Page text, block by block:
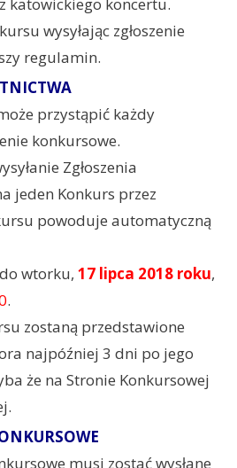
wysyłając zgłoszenie
regulamin.
przystąpić każdy
konkursowe.
Zgłoszenia
jeden Konkurs przez
powoduje automatyczną
wtorku, 17 lipca 2018 roku,
.
zostaną przedstawione
najpóźniej 3 dni po jego
że na Stronie Konkursowej
musi zostać wysłane